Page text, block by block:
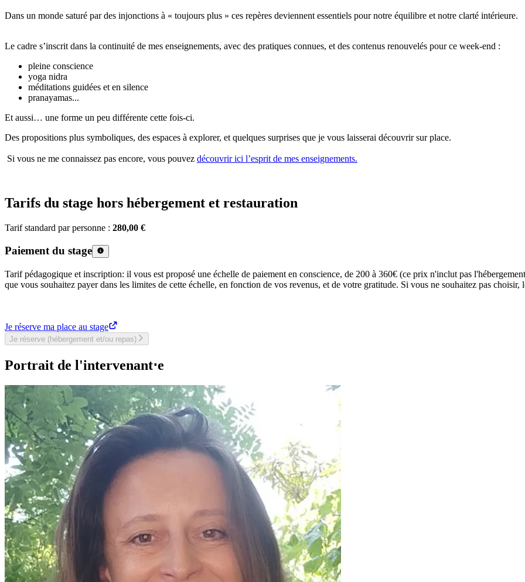
Dans un monde saturé par des injonctions à « toujours plus » ces repères deviennent essentiels pour notre équilibre et notre clarté intérieure.
Le cadre s’inscrit dans la continuité de mes enseignements, avec des pratiques connues, et des contenus renouvelés pour ce week-end :
pleine conscience
yoga nidra
méditations guidées et en silence
pranayamas...
Et aussi… une forme un peu différente cette fois-ci.
Des propositions plus symboliques, des espaces à explorer, et quelques surprises que je vous laisserai découvrir sur place.
Si vous ne me connaissez pas encore, vous pouvez découvrir ici l’esprit de mes enseignements.
Tarifs du stage hors hébergement et restauration
Tarif standard par personne : 280,00 €
Paiement du stage
Tarif pédagogique et inscription: il vous est proposé une échelle de paiement en conscience, de 200 à 360€ (ce prix n'inclut pas
que vous souhaitez payer dans les limites de cette échelle, en fonction de vos revenus, et de votre gratitude. Si vous ne souhaitez pas choisir,
Je réserve ma place au stage
Je réserve (hébergement et/ou repas)
Portrait de l'intervenant⋅e